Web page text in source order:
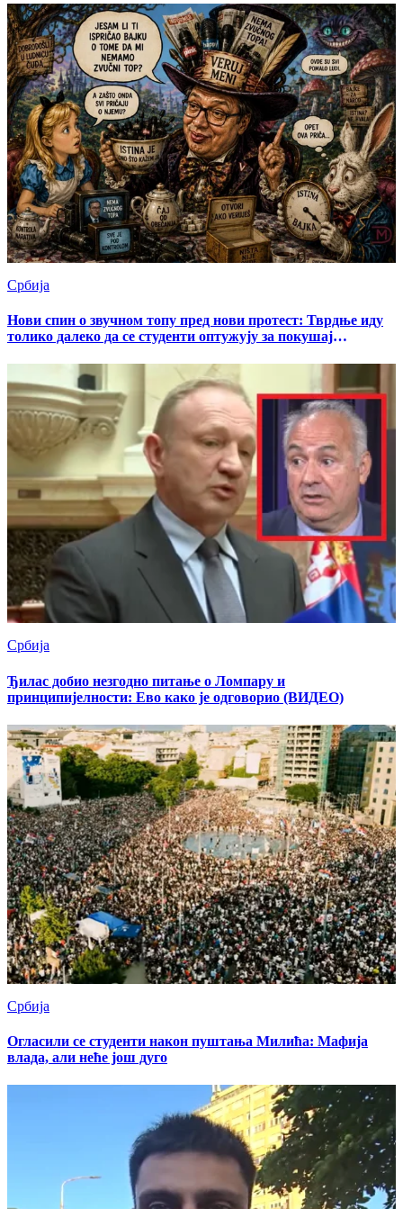
Србија
Нови спин о звучном топу пред нови протест: Тврдње иду
толико далеко да се студенти оптужују за покушај
Србија
Ђилас добио незгодно питање о Ломпару и
принципијeлности: Eво како је одговорио (ВИДЕО)
Србија
Oгласили се студенти након пуштања Милића: Мафија
влада, али неће још дуго